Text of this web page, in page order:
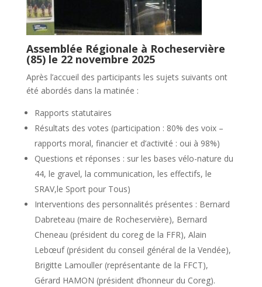
Assemblée Régionale à Rocheservière
(85) le 22 novembre 2025
Après l’accueil des participants les sujets suivants ont
été abordés dans la matinée :
Rapports statutaires
Résultats des votes (participation : 80% des voix –
rapports moral, financier et d’activité : oui à 98%)
Questions et réponses : sur les bases vélo-nature du
44, le gravel, la communication, les effectifs, le
SRAV,le Sport pour Tous)
Interventions des personnalités présentes : Bernard
Dabreteau (maire de Rocheservière), Bernard
Cheneau (président du coreg de la FFR), Alain
Lebœuf (président du conseil général de la Vendée),
Brigitte Lamouller (représentante de la FFCT),
Gérard HAMON (président d’honneur du Coreg).